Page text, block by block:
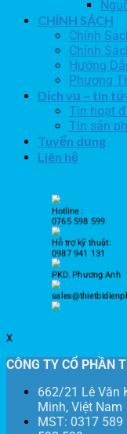
CHÍNH SÁCH
Chính
Chính
Hướng
Phương
Dịch vụ – tin
Tin hoạt
Tin sản
Tuyển dụng
Liên hệ
Hotline :
0765 598 599
Hỗ trợ kỹ thuật:
0987 941 131
PKD. Phương Anh
x
CÔNG TY CỔ PHẦN
662/21 Lê Văn
Minh, Việt Nam
MST: 0317